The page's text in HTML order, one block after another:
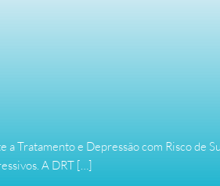
Tratamento e Depressão com Risco de
A DRT […]